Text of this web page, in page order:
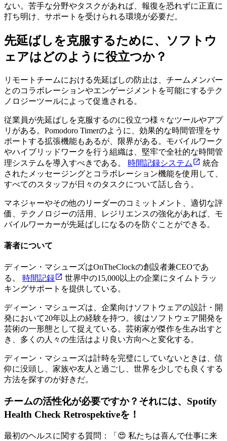
ない。苦手な分野やタスクがあれば、報復を恐れずに正直に
打ち明け、サポートを受けられる環境が必要だ。
先延ばしを克服するために、ソフトウ
ェアはどのように役立つか？
リモートチームにおける先延ばしの防止は、チームメンバー
とのコラボレーションやエンゲージメントを可能にするテク
ノロジーツールによって促進される。
従業員が先延ばしを克服するのに役立つ様々なツールやアプ
リがある。Pomodoro Timerのように、効果的な時間管理をサ
ポートする拡張機能もあるが、限界がある。モバイルワーク
やハイブリッドワークを行う組織は、堅牢で全社的な時間管
理システムを導入すべきである。 時間記録システム
統合
されたメッセージングとコラボレーション機能を使用して、
すべてのスタッフが日々のタスクについて話し合う。
マネジャーやその他のリーダーのコミットメント、適切な評
価、テクノロジーの活用、レジリエンスの強化があれば、モ
バイルワーカーが先延ばしになるのを防ぐことができる。
著者について
ディーン・マシューズはOnTheClockの創設者兼CEOであ
る。 時間記録
世界中の15,000以上の企業にタイムトラッ
キングサポートを提供している。
ディーン・マシューズは、企業向けソフトウェアの設計・開
発において20年以上の経験を持つ。彼はソフトウェア開発を
芸術の一形態として捉えている。芸術家が傑作を生み出すと
き、多くの人々の生活はより良い方向へと変化する。
ディーン・マシューズは計時を完璧にしていないときは、信
仰に没頭し、家族や友人と過ごし、世界を少しでも良くする
方法を探すのが好きだ。
チームの活性化が必要ですか？それには、 Spotify
Health Check Retrospektiveを！
最初のヘルスに関する質問：「😍 私たちは喜んで仕事に来